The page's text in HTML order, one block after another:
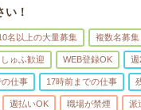
！
名以上の大量募集 複数名募集
しゅふ歓迎 WEB登録OK 週
仕事 17時前までの仕事
週払いOK 職場が禁煙 派